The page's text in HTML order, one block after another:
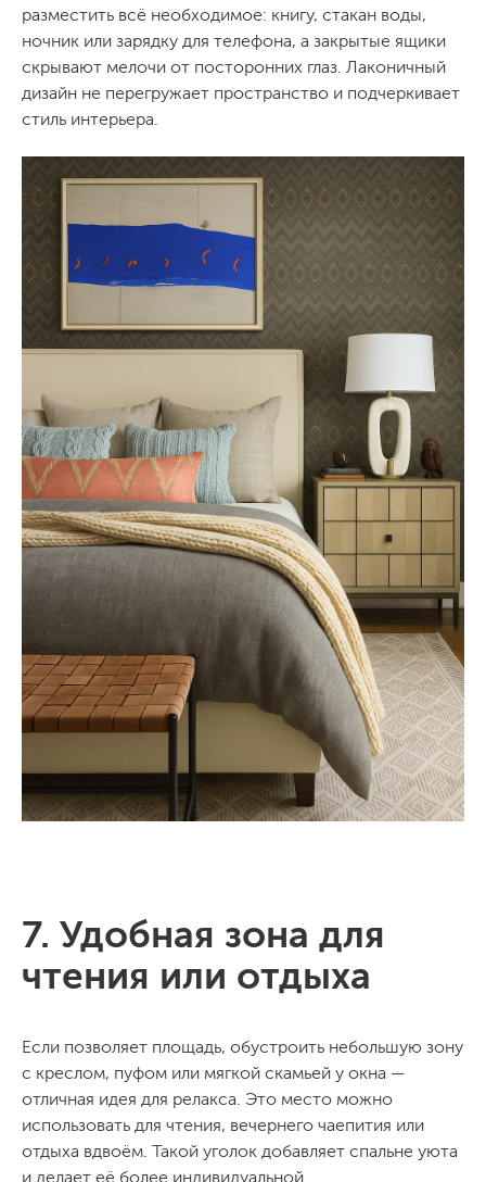
разместить всё необходимое: книгу, стакан воды,
ночник или зарядку для телефона, а закрытые ящики
скрывают мелочи от посторонних глаз. Лаконичный
дизайн не перегружает пространство и подчеркивает
стиль интерьера.
7. Удобная зона для
чтения или отдыха
Если позволяет площадь, обустроить небольшую зону
с креслом, пуфом или мягкой скамьей у окна —
отличная идея для релакса. Это место можно
использовать для чтения, вечернего чаепития или
отдыха вдвоём. Такой уголок добавляет спальне уюта
и делает её более индивидуальной.